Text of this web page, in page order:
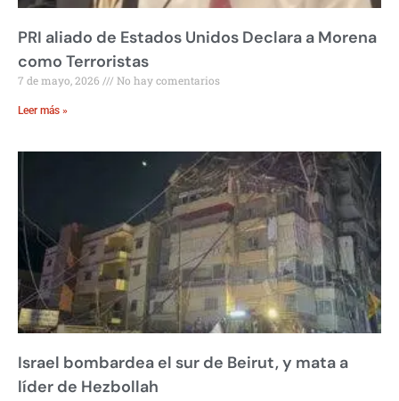
PRI aliado de Estados Unidos Declara a Morena
como Terroristas
7 de mayo, 2026 No hay comentarios
Leer más »
Israel bombardea el sur de Beirut, y mata a
líder de Hezbollah